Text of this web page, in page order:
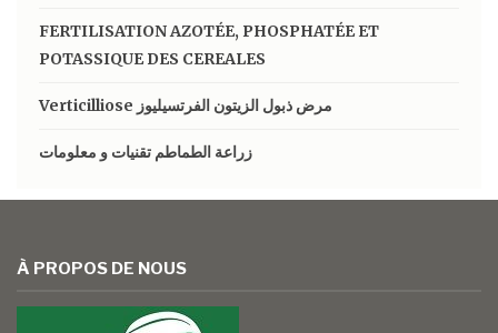
FERTILISATION AZOTÉE, PHOSPHATÉE ET
POTASSIQUE DES CEREALES
Verticilliose مرض ذبول الزيتون الفرتسيليوز
زراعة الطماطم تقنيات و معلومات
À PROPOS DE NOUS